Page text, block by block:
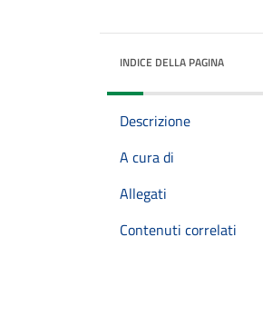
INDICE DELLA PAGINA
Descrizione
A cura di
Allegati
Contenuti correlati